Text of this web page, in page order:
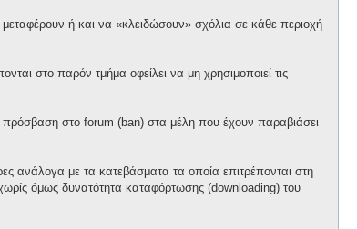
μεταφέρουν ή και να «κλειδώσουν» σχόλια σε κάθε περιοχή
στο παρόν τμήμα οφείλει να μη χρησιμοποιεί τις
πρόσβαση στο forum (ban) στα μέλη που έχουν παραβιάσει
ανάλογα με τα κατεβάσματα τα οποία επιτρέπονται στη
όμως δυνατότητα καταφόρτωσης (downloading) του